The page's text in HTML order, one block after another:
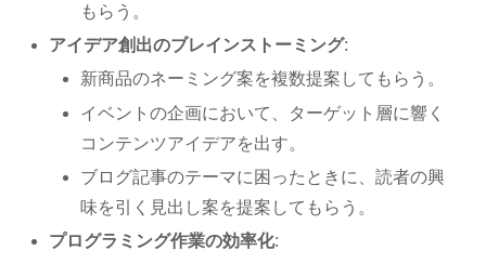
もらう。
アイデア創出のブレインストーミング:
新商品のネーミング案を複数提案してもらう。
イベントの企画において、ターゲット層に響く
コンテンツアイデアを出す。
ブログ記事のテーマに困ったときに、読者の興
味を引く見出し案を提案してもらう。
プログラミング作業の効率化: